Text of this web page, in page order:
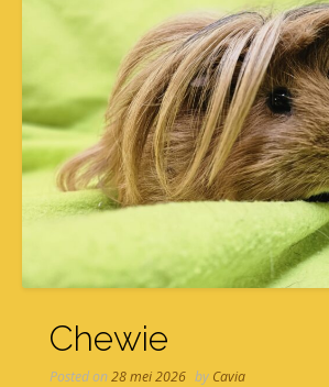
Chewie
Posted on28 mei 2026 by Cavia